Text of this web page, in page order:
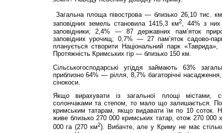
Загальна площа півострова — близько 26,10 тис. км
заповідних земель становила 1415,3 км2, 44% з них
запо­від­ники; 2,4% — 87 державних пам’яток
заповідних урочищ; 0,7% — 27 пам’яток садово-
планується створити Наці­о­нальний парк
Протяжність Кримських гір — близько 150 км.
Сільськогосподарські угіддя займають 63%
приблизно 64% — рілля, 8,7% багаторічні
сінокоси.
Якщо вирахувати із загальної площі містами,
солончаками та степом, то мало що залишається.
кримським татарам, якщо видавати їм по 10 соток.
живе близько 270 000 кримських татар, отож 270 000
000 га (270 км2). Вибачте, але у Криму не має